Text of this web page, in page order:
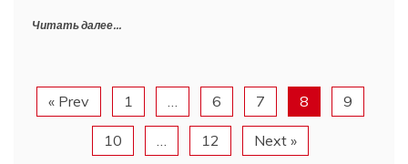
Читать далее...
« Prev 1 6 7 8 9
10 12 Next »